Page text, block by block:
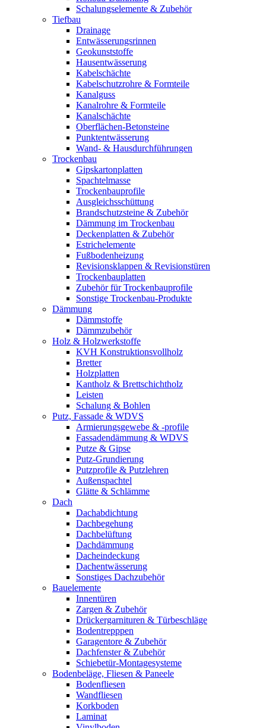
Schalungselemente & Zubehör
Tiefbau
Drainage
Entwässerungsrinnen
Geokunststoffe
Hausentwässerung
Kabelschächte
Kabelschutzrohre & Formteile
Kanalguss
Kanalrohre & Formteile
Kanalschächte
Oberflächen-Betonsteine
Punktentwässerung
Wand- & Hausdurchführungen
Trockenbau
Gipskartonplatten
Spachtelmasse
Trockenbauprofile
Ausgleichsschüttung
Brandschutzsteine & Zubehör
Dämmung im Trockenbau
Deckenplatten & Zubehör
Estrichelemente
Fußbodenheizung
Revisionsklappen & Revisionstüren
Trockenbauplatten
Zubehör für Trockenbauprofile
Sonstige Trockenbau-Produkte
Dämmung
Dämmstoffe
Dämmzubehör
Holz & Holzwerkstoffe
KVH Konstruktionsvollholz
Bretter
Holzplatten
Kantholz & Brettschichtholz
Leisten
Schalung & Bohlen
Putz, Fassade & WDVS
Armierungsgewebe & -profile
Fassadendämmung & WDVS
Putze & Gipse
Putz-Grundierung
Putzprofile & Putzlehren
Außenspachtel
Glätte & Schlämme
Dach
Dachabdichtung
Dachbegehung
Dachbelüftung
Dachdämmung
Dacheindeckung
Dachentwässerung
Sonstiges Dachzubehör
Bauelemente
Innentüren
Zargen & Zubehör
Drückergarnituren & Türbeschläge
Bodentrepppen
Garagentore & Zubehör
Dachfenster & Zubehör
Schiebetür-Montagesysteme
Bodenbeläge, Fliesen & Paneele
Bodenfliesen
Wandfliesen
Korkboden
Laminat